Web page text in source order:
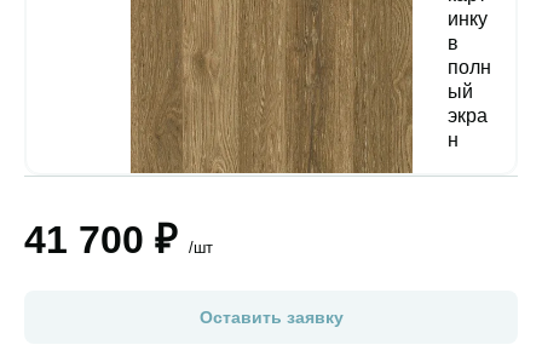
41 700 ₽ /шт
Оставить заявку